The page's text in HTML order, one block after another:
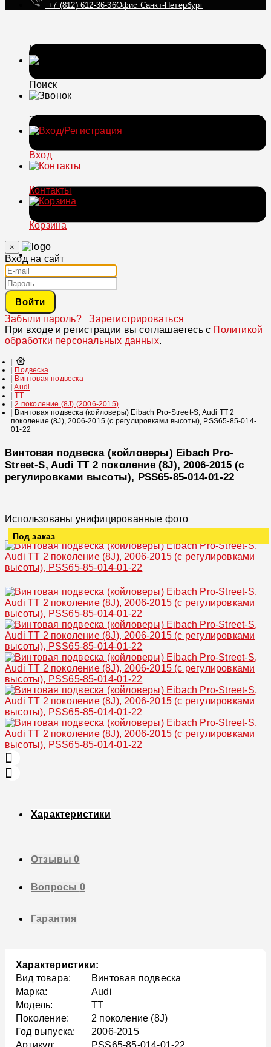
+7 (812) 612-36-36Офис Санкт-Петербург
Каталог
Поиск
Звонок
Вход
Контакты
Корзина
×
Вход на сайт
Войти
Забыли пароль?
Зарегистрироваться
При входе и регистрации вы соглашаетесь с Политикой
обработки персональных данных.
Подвеска
Винтовая подвеска
Audi
TT
2 поколение (8J) (2006-2015)
Винтовая подвеска (койловеры) Eibach Pro-Street-S, Audi TT 2
поколение (8J), 2006-2015 (с регулировками высоты), PSS65-85-014-
01-22
Винтовая подвеска (койловеры) Eibach Pro-
Street-S, Audi TT 2 поколение (8J), 2006-2015 (с
регулировками высоты), PSS65-85-014-01-22
Использованы унифицированные фото
Под заказ
Характеристики
Отзывы0
Вопросы 0
Гарантия
Характеристики:
Вид товара:
Винтовая подвеска
Марка:
Audi
Модель:
TT
Поколение:
2 поколение (8J)
Год выпуска:
2006-2015